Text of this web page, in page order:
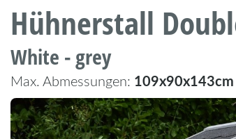
Hühnerstall
White - grey
Max. Abmessungen: 109x90x143cm